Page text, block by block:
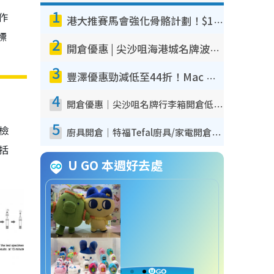
1 港大推賽馬會強化骨骼計劃！$100骨質密度X光檢查 完成免費運動訓練送超市禮券！附參加資格
2 開倉優惠 | 尖沙咀海港城名牌波鞋開倉低至1折！On鞋$899起／Joy&Peace鞋履$98起
3 豐澤優惠勁減低至44折！Mac mini/iPhone17Pro大減價！廚房家電$220起
4 開倉優惠｜尖沙咀名牌行李箱開倉低至4折！一連5日 American Tourister/ace./Hallmark $200起！
5 廚具開倉｜特福Tefal廚具/家電開倉低至3折！$220起買平底鍋/炒鑊/湯煲！電飯煲/吸塵機/燙斗$418起
U GO 本週好去處